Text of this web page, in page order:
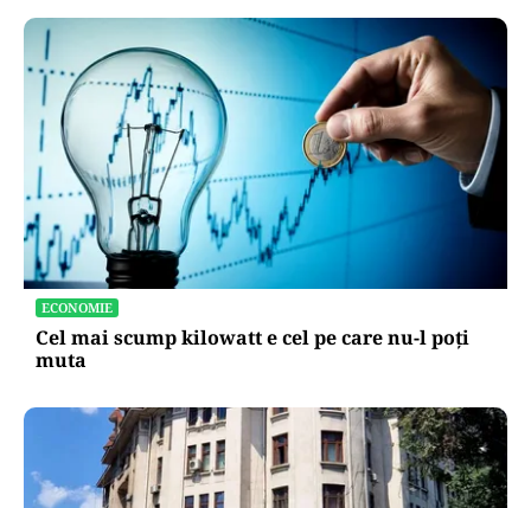
ECONOMIE
Cel mai scump kilowatt e cel pe care nu-l poți
muta